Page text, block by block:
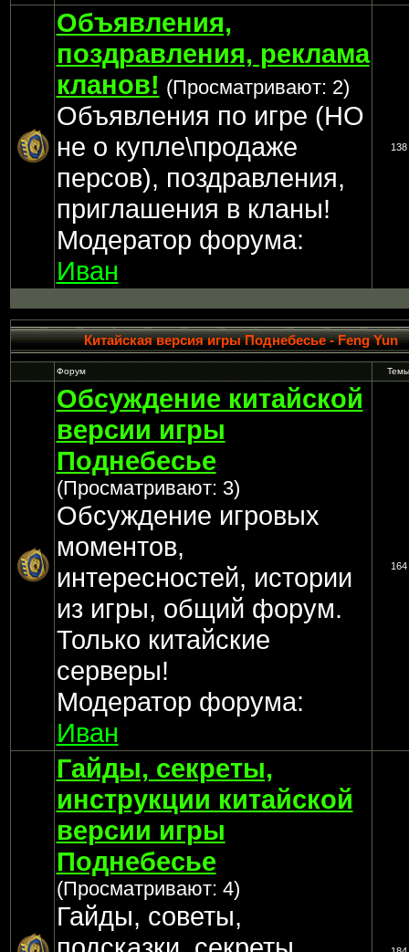
Объявления,
поздравления, реклама
кланов! (Просматривают: 2)
Объявления по игре (НО
не о купле\продаже
персов), поздравления,
приглашения в кланы!
Модератор форума:
Иван
138
Китайская версия игры Поднебесье - Feng Yun
Форум Темы
Обсуждение китайской
версии игры
Поднебесье
(Просматривают: 3)
Обсуждение игровых
моментов,
интересностей, истории
из игры, общий форум.
Только китайские
серверы!
Модератор форума:
Иван
164
Гайды, секреты,
инструкции китайской
версии игры
Поднебесье
(Просматривают: 4)
Гайды, советы,